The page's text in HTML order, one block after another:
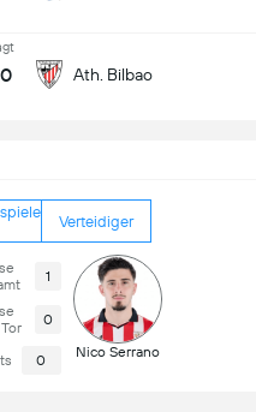
Ath. Bilbao
Verteidiger
1
0
0 Nico Serrano